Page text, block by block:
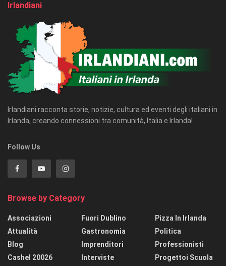
Irlandiani
Irlandiani racconta storie, notizie, cultura ed eventi degli italiani in
Irlanda, creando connessioni tra comunità, Italia e Irlanda!
Follow Us
Browse by Category
Associazioni
Attualità
Blog
Cashel 20026
Fuori Dublino
Gastronomia
Imprenditori
Interviste
Pizza In Irlanda
Politica
Professionisti
Progettoi Scuola